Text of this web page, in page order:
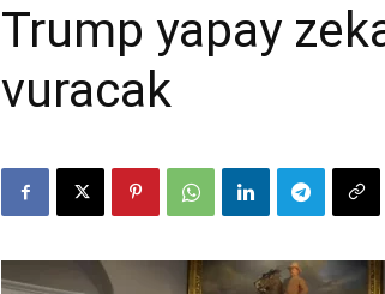
Trump yapay
vuracak